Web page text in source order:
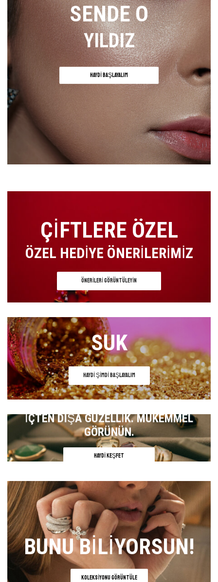
SENDE O
YILDIZ
HAYDI BAŞLAYALIM
ÇIFTLERE ÖZEL
ÖZEL HEDIYE ÖNERILERIMIZ
ÖNERILERI GÖRÜNTÜLEYIN
SUK
HAYDI ŞIMDI BAŞLAYALIM
İÇTEN DIŞA GÜZELLIK. MÜKEMMEL
GÖRÜNÜN.
HAYDI KEŞFET
BUNU BILIYORSUN!
KOLEKSIYONU GÖRÜNTÜLE